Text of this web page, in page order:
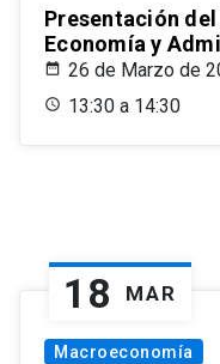
Presentación
Economía y
26 de Marzo de
13:30 a 14:30
18 MAR
Macroeconomía